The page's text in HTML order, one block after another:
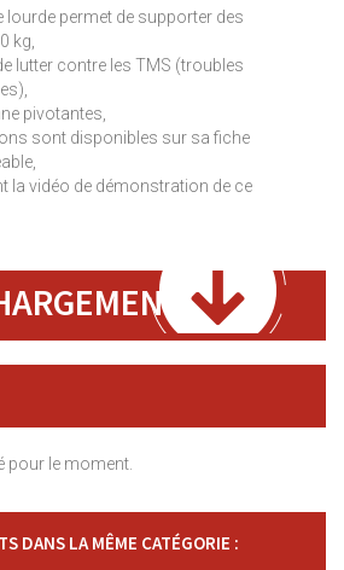
lourde permet de supporter des
kg,
lutter contre les TMS (troubles
pivotantes,
sont disponibles sur sa fiche
la vidéo de démonstration de ce
pour le moment.
DANS LA MÊME CATÉGORIE :